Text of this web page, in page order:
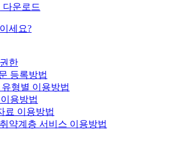
다운로드
세요?
한
등록방법
유형별 이용방법
용방법
료 이용방법
약계층 서비스 이용방법